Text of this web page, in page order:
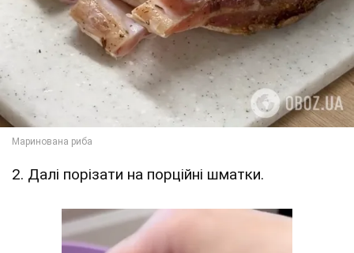
2. Далі порізати на порційні шматки.